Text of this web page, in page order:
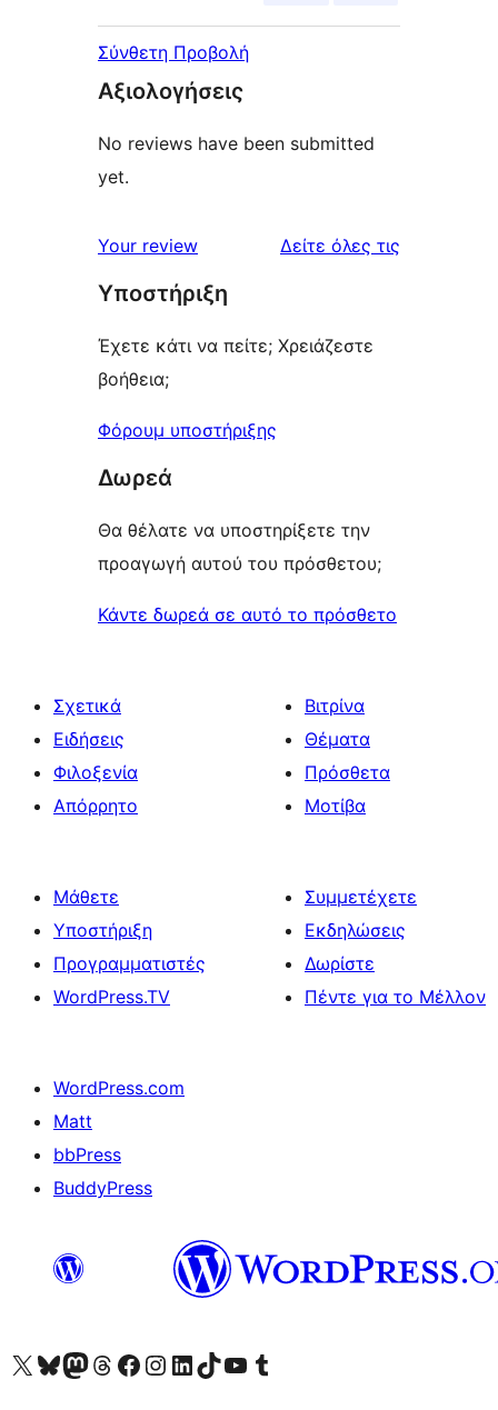
Σύνθετη Προβολή
Αξιολογήσεις
No reviews have been submitted
yet.
Your review Δείτε όλες τις
Υποστήριξη
Έχετε κάτι να πείτε; Χρειάζεστε
βοήθεια;
Φόρουμ υποστήριξης
Δωρεά
Θα θέλατε να υποστηρίξετε την
προαγωγή αυτού του πρόσθετου;
Κάντε δωρεά σε αυτό το πρόσθετο
Σχετικά
Ειδήσεις
Φιλοξενία
Απόρρητο
Βιτρίνα
Θέματα
Πρόσθετα
Μοτίβα
Μάθετε
Υποστήριξη
Προγραμματιστές
WordPress.TV
Συμμετέχετε
Εκδηλώσεις
Δωρίστε
Πέντε για το Μέλλον
WordPress.com
Matt
bbPress
BuddyPress
Visit our X (formerly Twitter) account
Visit our Bluesky account
Επισκεφθείτε τον λογαριασμό μας στο Mastodon
Visit our Threads account
Επισκεφτείτε τη σελίδα μας στο Facebook
Επισκεφθείτε τον λογαριασμό μας Instagram
Επισκεφθείτε τον λογαριασμό μας LinkedIn
Visit our TikTok account
Visit our YouTube channel
Visit our Tumblr account